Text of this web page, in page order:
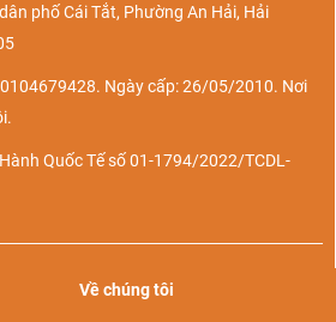
phố Cái Tắt, Phường An Hải, Hải
Ngày cấp: 26/05/2010. Nơi
Quốc Tế số 01-1794/2022/TCDL-
Về chúng tôi